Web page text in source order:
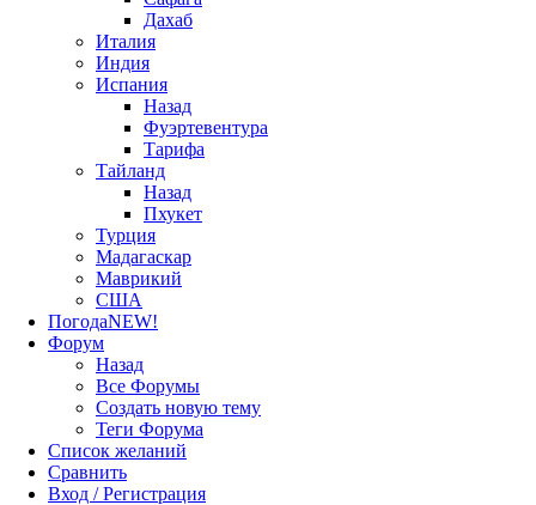
Дахаб
Италия
Индия
Испания
Назад
Фуэртевентура
Тарифа
Тайланд
Назад
Пхукет
Турция
Мадагаскар
Маврикий
США
ПогодаNEW!
Форум
Назад
Все Форумы
Создать новую тему
Теги Форума
Список желаний
Сравнить
Вход / Регистрация